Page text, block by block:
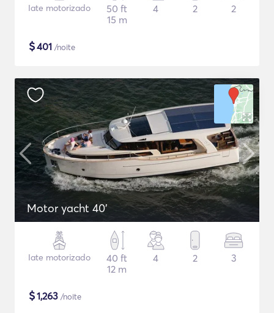
Iate motorizado
50 ft
15 m
4 2 2
$401 /noite
Motor yacht 40'
Iate motorizado
40 ft
12 m
4 2 3
$1,263 /noite